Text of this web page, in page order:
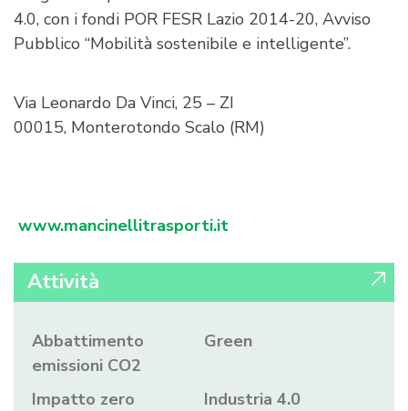
4.0, con i fondi POR FESR Lazio 2014-20, Avviso
Pubblico “Mobilità sostenibile e intelligente”.
Via Leonardo Da Vinci, 25 – ZI
00015, Monterotondo Scalo (RM)
www.mancinellitrasporti.it
Attività
Abbattimento
emissioni CO2
Green
Impatto zero
Industria 4.0